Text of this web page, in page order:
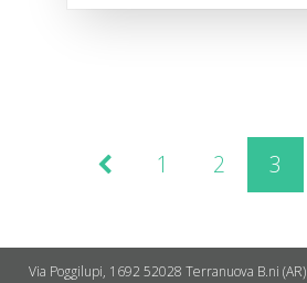
1 2 3
Via Poggilupi, 1692 52028 Terranuova B.ni (AR)